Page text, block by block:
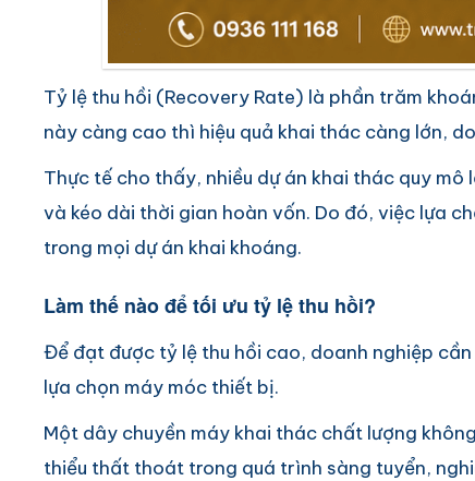
Tỷ lệ thu hồi (Recovery Rate) là phần trăm
này càng cao thì hiệu quả khai thác càng lớn,
Thực tế cho thấy, nhiều dự án khai thác quy
và kéo dài thời gian hoàn vốn. Do đó, việc lựa
trong mọi dự án khai khoáng.
Làm thế nào để tối ưu tỷ lệ thu hồi?
Để đạt được tỷ lệ thu hồi cao, doanh nghiệp
lựa chọn máy móc thiết bị.
Một dây chuyền máy khai thác chất lượng
thiểu thất thoát trong quá trình sàng tuyển,